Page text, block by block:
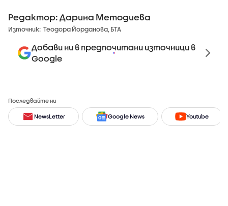
Редактор: Дарина Методиева
Източник: Теодора Йорданова, БТА
Добави ни в предпочитани източници в
Google
Последвайте ни
NewsLetter Google News Youtube